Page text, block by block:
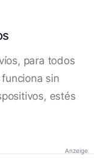
para todos
sin
estés
Anzeige